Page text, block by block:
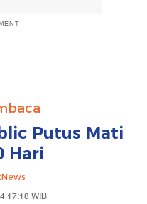
Putus Mati
Hari
17:18 WIB